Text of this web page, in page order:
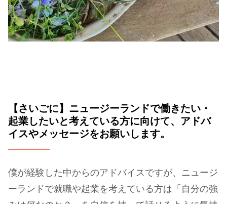
【さいごに】ニュージーランドで働きたい・
起業したいと考えている方に向けて、アドバ
イスやメッセージをお願いします。
僕が経験した中からのアドバイスですが、ニュージ
ーランドで就職や起業を考えている方は「自分の強